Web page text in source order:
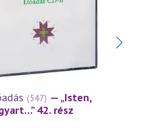
(547) — „Isten,
42. rész